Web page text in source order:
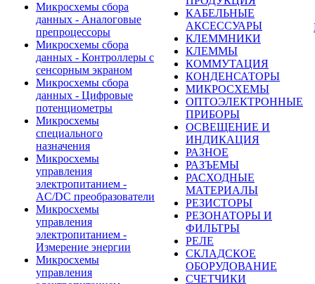
Микросхемы сбора
данных - Аналоговые
препроцессоры
Микросхемы сбора
данных - Контроллеры с
сенсорным экраном
Микросхемы сбора
данных - Цифровые
потенциометры
Микросхемы
специального
назначения
Микросхемы
управления
электропитанием -
AC/DC преобразователи
Микросхемы
управления
электропитанием -
Измерение энергии
Микросхемы
управления
КАБЕЛЬНЫЕ
АКСЕССУАРЫ
КЛЕММНИКИ
КЛЕММЫ
КОММУТАЦИЯ
КОНДЕНСАТОРЫ
МИКРОСХЕМЫ
ОПТОЭЛЕКТРОННЫЕ
ПРИБОРЫ
ОСВЕЩЕНИЕ И
ИНДИКАЦИЯ
РАЗНОЕ
РАЗЪЕМЫ
РАСХОДНЫЕ
МАТЕРИАЛЫ
РЕЗИСТОРЫ
РЕЗОНАТОРЫ И
ФИЛЬТРЫ
РЕЛЕ
СКЛАДСКОЕ
ОБОРУДОВАНИЕ
СЧЕТЧИКИ